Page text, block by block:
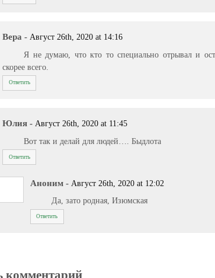
Вера - Август 26th, 2020 at 14:16
Я не думаю, что кто то специально отрывал и
скорее всего.
Ответить
Юлия - Август 26th, 2020 at 11:45
Вот так и делай для людей…. Быдлота
Ответить
Аноним - Август 26th, 2020 at 12:02
Да, зато родная, Изюмская
Ответить
комментарий